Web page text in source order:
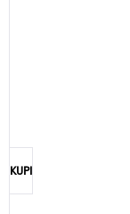
KUPI